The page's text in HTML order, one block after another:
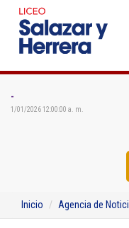
-
1/01/2026 12:00:00 a. m.
Inicio Agencia de